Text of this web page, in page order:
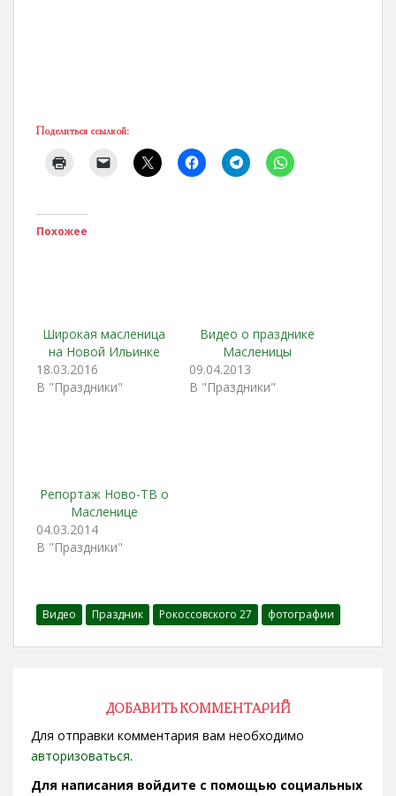
Поделиться ссылкой:
Похожее
Широкая масленица
на Новой Ильинке
18.03.2016
В "Праздники"
Видео о празднике
Масленицы
09.04.2013
В "Праздники"
Репортаж Ново-ТВ о
Масленице
04.03.2014
В "Праздники"
Видео Праздник Рокоссовского 27 фотографии
ДОБАВИТЬ КОММЕНТАРИЙ
Для отправки комментария вам необходимо
авторизоваться.
Для написания войдите с помощью социальных